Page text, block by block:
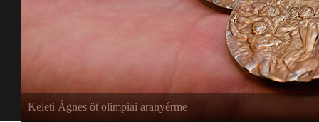
Keleti Ágnes öt olimpiai aranyérme